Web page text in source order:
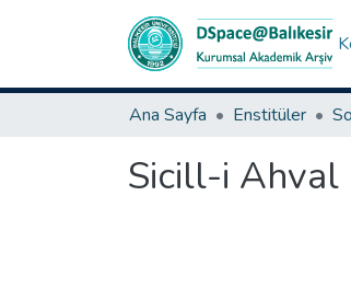
Ana Sayfa Enstitüler
Sicill-i Ahval